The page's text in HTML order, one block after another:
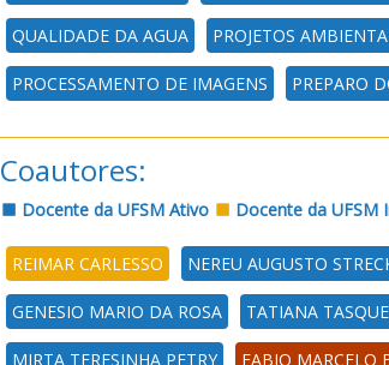
QUALIDADE DA AGUA PROJETOS
PROCESSAMENTO DE IMAGENS PREPARO
Coautores:
Docente da UFSM Ativo Docente da UFSM
REIMAR CARLESSO NEREU AUGUSTO
GENESIO MARIO DA ROSA TATIANA
MIRTA TERESINHA PETRY FABIO MARCELO